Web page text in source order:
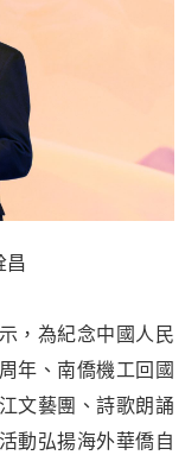
昌
為紀念中國人民
年、南僑機工回國
文藝團、詩歌朗誦
動弘揚海外華僑自